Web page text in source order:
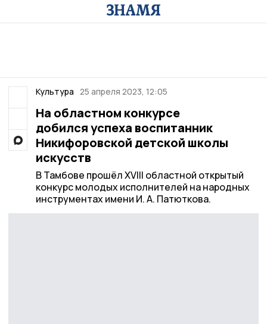
Культура 25 апреля 2023, 12:05
На областном конкурсе
добился успеха воспитанник
Никифоровской детской школы
искусств
В Тамбове прошёл XVIII областной открытый
конкурс молодых исполнителей на народных
инструментах имени И. А. Патюткова.